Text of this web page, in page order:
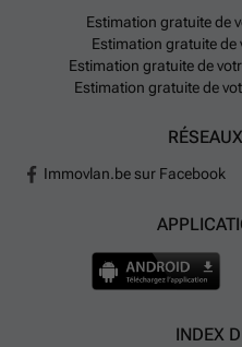
cinquantaine de crèches.
alimentaires comme
nombreuses pour les
commune propose
ainsi qu’un réseau
est accessible en environ
Estimation gratuite de
Estimation gratuite
Estimation gratuite de
Estimation gratuite de
Immovlan.be sur Facebook
INDEX